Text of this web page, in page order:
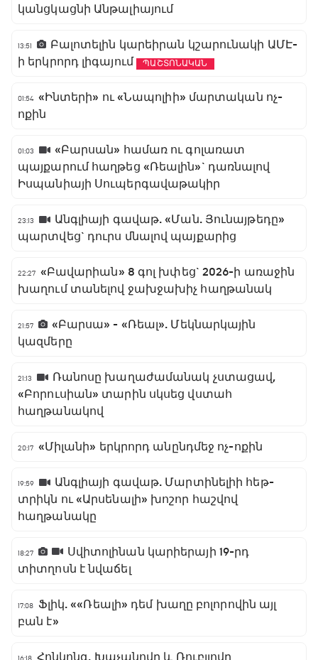
կանցկացնի Անթալիայում
13:51
Բալոտելին կարեիրան կշարունակի ԱՄԷ-
ի երկրորդ լիգայում
ՊԱՇՏՈՆԱԿԱՆ
01:54 «Ինտերի» ու «Նապոլիի» մարտական ոչ-
ոքին
01:03
«Բարսան» համառ ու գոլառատ
պայքարում հաղթեց «Ռեալին»` դառնալով
Իսպանիայի Սուպերգավաթակիր
23:13
Անգլիայի գավաթ. «Ման. Յունայթեդը»
պարտվեց` դուրս մնալով պայքարից
22:27 «Բավարիան» 8 գոլ խփեց` 2026-ի առաջին
խաղում տանելով ջախջախիչ հաղթանակ
21:57
«Բարսա» - «Ռեալ». Մեկնարկային
կազմերը
21:13
Ռանոսը խաղաժամանակ չստացավ,
«Բորուսիան» տարին սկսեց վստահ
հաղթանակով
20:17 «Միլանի» երկրորդ անընդմեջ ոչ-ոքին
19:59
Անգլիայի գավաթ. Մարտինելիի հեթ-
տրիկն ու «Արսենալի» խոշոր հաշվով
հաղթանակը
18:27
Սվիտոլինան կարիերայի 19-րդ
տիտղոսն է նվաճել
17:08
Ֆլիկ. ««Ռեալի» դեմ խաղը բոլորովին այլ
բան է»
Հոնկոնգ. Խաչանովը և Ռուբլյովը